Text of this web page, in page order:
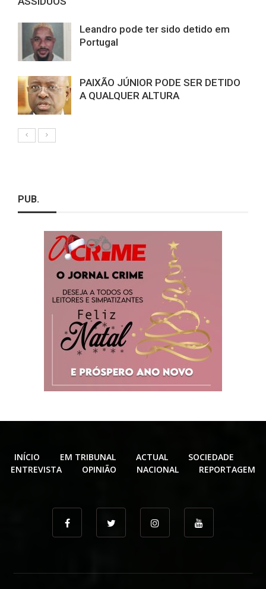
Leandro pode ter sido detido em
Portugal
PAIXÃO JÚNIOR PODE SER DETIDO
A QUALQUER ALTURA
PUB.
INÍCIO EM TRIBUNAL ACTUAL
SOCIEDADE
ENTREVISTA
OPINIÃO NACIONAL REPORTAGEM